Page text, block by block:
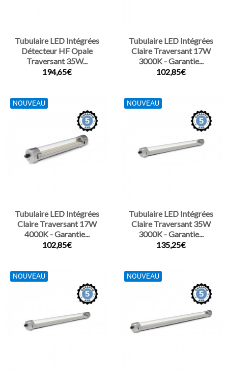
Tubulaire LED Intégrées
Détecteur HF Opale
Traversant 35W...
194,65€
Tubulaire LED Intégrées
Claire Traversant 17W
3000K - Garantie...
102,85€
NOUVEAU
Tubulaire LED Intégrées
Claire Traversant 17W
4000K - Garantie...
102,85€
NOUVEAU
Tubulaire LED Intégrées
Claire Traversant 35W
3000K - Garantie...
135,25€
NOUVEAU NOUVEAU